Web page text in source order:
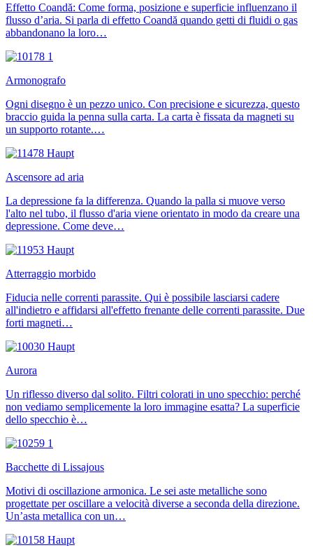
Effetto Coandă: Come forma, posizione e superficie influenzano il
flusso d’aria. Si parla di effetto Coandă quando getti di fluidi o gas
abbandonano la loro…
Armonografo
Ogni disegno è un pezzo unico. Con precisione e sicurezza, questo
braccio guida la penna sulla carta. La carta è fissata da magneti su
un supporto rotante.…
Ascensore ad aria
La depressione fa la differenza. Quando la palla si muove verso
l'alto nel tubo, il flusso d'aria viene orientato in modo da creare una
depressione. Come deve…
Atterraggio morbido
Fiducia nelle correnti parassite. Qui è possibile lasciarsi cadere
all'indietro e affidarsi all'effetto frenante delle correnti parassite. Due
forti magneti…
Aurora
Un riflesso diverso dal solito. Filtri colorati in uno specchio: perché
non vediamo semplicemente la loro immagine esatta? La superficie
dello specchio è…
Bacchette di Lissajous
Motivi di oscillazione armonica. Le sei aste metalliche sono
progettate per oscillare a velocità diverse a seconda della direzione.
Un’asta metallica con un…